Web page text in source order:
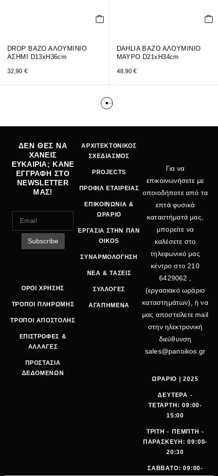
DROP ΒΑΖΟ ΑΛΟΥΜΙΝΙΟ
ΑΣΗΜΙ D13xH36cm
32,90 €
DAHLIA ΒΑΖΟ ΑΛΟΥΜΙΝΙΟ
ΜΑΥΡΟ D21xH34cm
48,90€
ΔΕΝ ΘΕΣ ΝΑ
ΧΑΝΕΙΣ
ΕΥΚΑΙΡΙΑ; ΚΑΝΕ
ΕΓΓΡΑΦΗ ΣΤΟ
NEWSLETTER
ΜΑΣ!
ΟΡΟΙ ΧΡΗΣΗΣ
ΤΡΟΠΟΙ ΠΛΗΡΩΜΗΣ
ΤΡΟΠΟΙ ΑΠΟΣΤΟΛΗΣ
ΕΠΙΣΤΡΟΦΕΣ &
ΑΛΛΑΓΕΣ
ΠΡΟΣΤΑΣΙΑ
ΔΕΔΟΜΕΝΩΝ
ΑΡΧΙΤΕΚΤΟΝΙΚΟΣ
ΣΧΕΔΙΑΣΜΟΣ
PROJECTS
ΠΡΟΦΙΛ ΕΤΑΙΡΕΙΑΣ
ΕΠΙΚΟΙΝΩΝΙΑ &
ΩΡΑΡΙΟ
ΕΡΓΑΣΙΑ ΣΤΗΝ ΠΑΝ
OIKOS
ΣΥΝΑΡΜΟΛΟΓΗΣΗ
ΝΕΑ & ΤΑΣΕΙΣ
ΣΥΛΛΟΓΕΣ
ΑΓΑΠΗΜΕΝΑ
Για να
επικοινωνήσετε με
οποιοδήποτε από τα
επτά φυσικά
καταστήματά μας,
μπορείτε να
καλέσετε στο
τηλεφωνικό μας
κέντρο στο 210
6429062
(εργασιακό ωράριο
καταστημάτων), ή να
μας αποστείλετε mail
στην ηλεκτρονική
διεύθυνση
sales@panoikos.gr
ΩΡΑΡΙΟ | 2025
ΔΕΥΤΕΡΑ -
ΤΕΤΑΡΤΗ: 09:00-
15:00
ΤΡΙΤΗ - ΠΕΜΠΤΗ -
ΠΑΡΑΣΚΕΥΗ: 09:00-
20:30
ΣΑΒΒΑΤΟ: 09:00-